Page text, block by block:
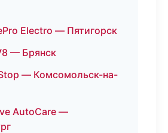
Electro — Пятигорск
— Брянск
— Комсомольск-на-
AutoCare —